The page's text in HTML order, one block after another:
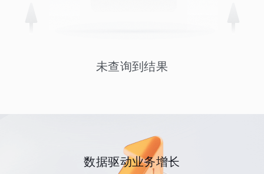
未查询到结果
数据驱动业务增长